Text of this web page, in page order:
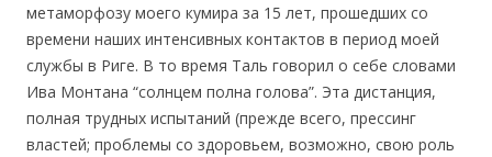
метаморфозу моего кумира за 15 лет, прошедших со
времени наших интенсивных контактов в период моей
службы в Риге. В то время Таль говорил о себе словами
Ива Монтана “солнцем полна голова”. Эта дистанция,
полная трудных испытаний (прежде всего, прессинг
властей; проблемы со здоровьем, возможно, свою роль